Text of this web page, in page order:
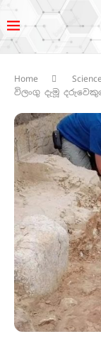
Home
විලංගු දැමූ